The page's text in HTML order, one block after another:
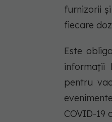
furnizorii
fiecare
Este
informații
pentru
COVID-19